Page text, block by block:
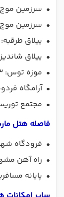
• سرزمین موج‌های
• سرزمین موج‌های
• ييلاق طرقبه: ۲۴ کیلومتر
• ييلاق شاندیز: ۲۵
• موزه توس: ۳۳ کیلومتر
• آرامگاه فردوسی: ۳۳
• مجتمع توریستی
فاصله هتل
• فرودگاه شهید
• راه آهن مشهد: ۴
• پایانه مسافربری